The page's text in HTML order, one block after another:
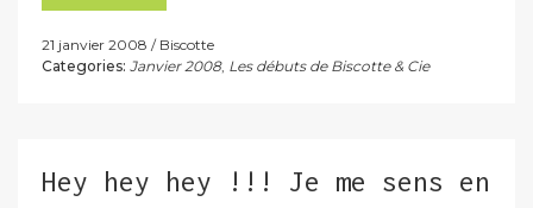
21 janvier 2008
Biscotte
Categories: Janvier 2008, Les débuts de Biscotte & Cie
Hey hey hey !!! Je me sens en